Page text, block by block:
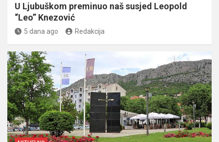
U Ljubuškom preminuo naš susjed Leopold
“Leo” Knezović
5 dana ago Redakcija